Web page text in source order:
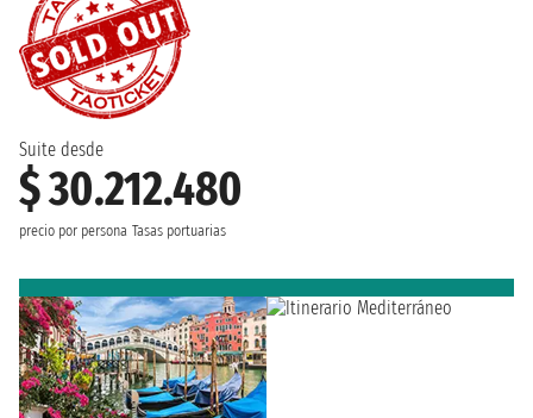
Suite desde
$ 30.212.480
precio por persona Tasas portuarias